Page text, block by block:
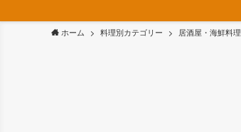
ホーム 料理別カテゴリー 居酒屋・海鮮料理